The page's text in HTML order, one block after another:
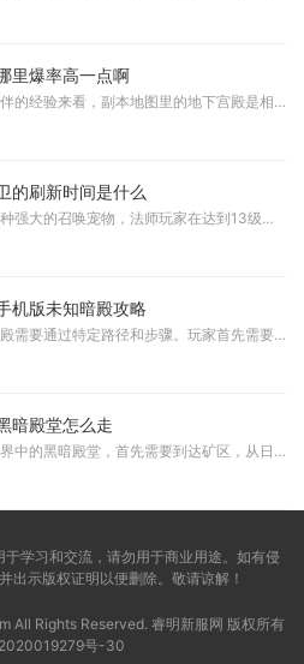
里爆率高一点啊
从多数小伙伴的经验来看，副本地图里的地下宫殿是相当受欢迎的，爆率也很可观，适合组队去挑战里面的强大BOSS，收获珍稀装备和材料。还有冰火沼泽和神秘领域，爆率也不错，但神
的刷新时间是什么
虎卫作为一种强大的召唤宠物，法师玩家在达到13级后便可通过诱惑之光技能进行招募，虎卫通常每4小时刷新一次，这个时间从服务器重启后开始计算，如果当前虎卫未被招募走则会一
机版未知暗殿攻略
前往未知暗殿需要通过特定路径和步骤。玩家首先需要到达盟重省土城，这是整个旅程的起点。通过传送或跑图抵达土城后，需前往盟重坐标141:88附近的死亡山谷入口，这个入口通常位
暗殿堂怎么走
进入传奇世界中的黑暗殿堂，首先需要到达矿区，从日常活动的菜单中可以直接选择进入矿区。进入矿区后，玩家需要穿过A一层到C一层，这一过程相对简单，只需按照既定路线行走即可
学习和交流，请勿用于商业用途。如有侵
出示版权证明以便删除。敬请谅解！
All Rights Reserved. 睿明新服网 版权所有
号-30